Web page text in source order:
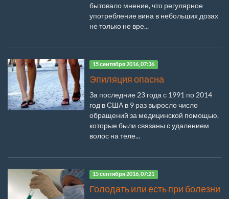
бытовало мнение, что регулярное
употребление вина в небольших дозах
не только не вре...
15 сентября 2016, 07:36
Эпиляция опасна
За последние 23 года с 1991 по 2014
год в США в 9 раз выросло число
обращений за медицинской помощью,
которые были связаны с удалением
волос на теле...
15 сентября 2016, 07:21
Голодать или есть при болезни